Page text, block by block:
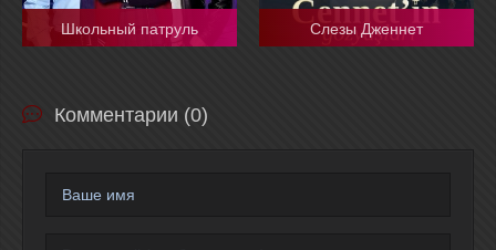
Школьный патруль Слезы Дженнет
Комментарии (0)